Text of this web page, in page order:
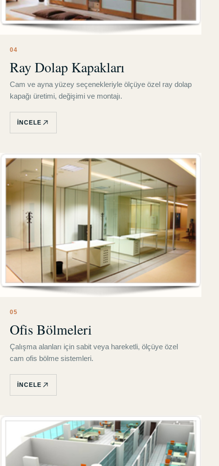
04
Ray Dolap Kapakları
Cam ve ayna yüzey seçenekleriyle ölçüye özel ray dolap
kapağı üretimi, değişimi ve montajı.
İNCELE
05
Ofis Bölmeleri
Çalışma alanları için sabit veya hareketli, ölçüye özel
cam ofis bölme sistemleri.
İNCELE